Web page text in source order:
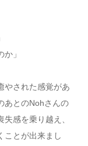
」
やされた感覚があ
あとのNohさんの
感を乗り越え、
ことが出来まし